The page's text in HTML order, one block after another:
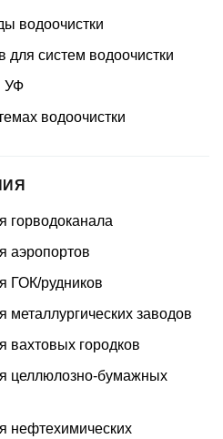
водоочистки
для систем водоочистки
УФ
водоочистки
горводоканала
аэропортов
ГОК/рудников
заводов
вахтовых городков
целлюлозно-бумажных
нефтехимических